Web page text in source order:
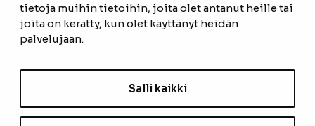
tietoja muihin tietoihin, joita olet antanut heille tai
joita on kerätty, kun olet käyttänyt heidän
palvelujaan.
Salli kaikki
OTA YHTEYTTÄ
TIETOSUOJASELOSTE
EVÄSTEASETUKSET